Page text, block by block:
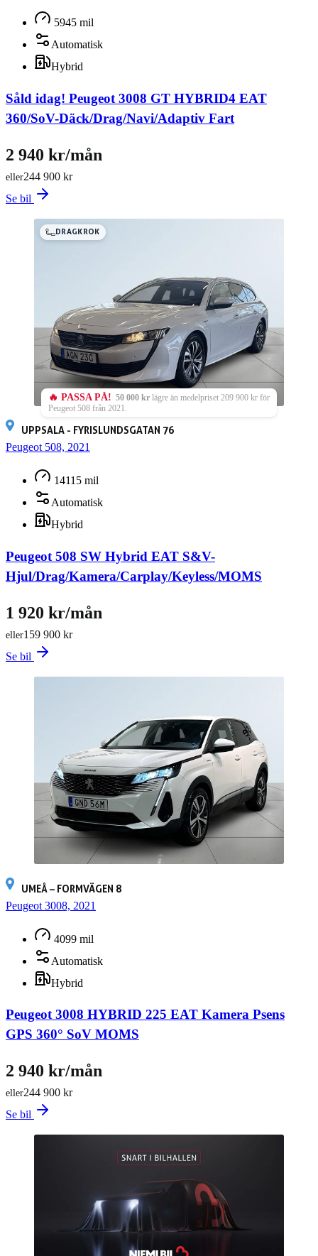
5945 mil
Automatisk
Hybrid
Såld idag! Peugeot 3008 GT HYBRID4 EAT
360/SoV-Däck/Drag/Navi/Adaptiv Fart
244 900 kr
eller
2 940 kr/mån
Se bil
DRAGKROK
🔥 PASSA PÅ! 50 000 kr lägre än medelpriset 209 900 kr för
Peugeot 508 från 2021.
UPPSALA - FYRISLUNDSGATAN 76
Peugeot 508, 2021
14115 mil
Automatisk
Hybrid
Peugeot 508 SW Hybrid EAT S&V-
Hjul/Drag/Kamera/Carplay/Keyless/MOMS
159 900 kr
eller
1 920 kr/mån
Se bil
UMEÅ – FORMVÄGEN 8
Peugeot 3008, 2021
4099 mil
Automatisk
Hybrid
Peugeot 3008 HYBRID 225 EAT Kamera Psens
GPS 360° SoV MOMS
244 900 kr
eller
2 940 kr/mån
Se bil